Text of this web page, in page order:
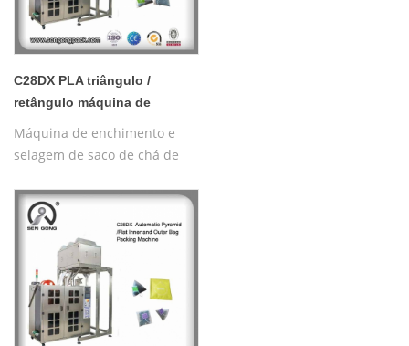
C28DX PLA triângulo /
retângulo máquina de
Máquina de enchimento e
selagem de saco de chá de
pirâmide de nylon
automática/máquina de
embalagem interna e externa